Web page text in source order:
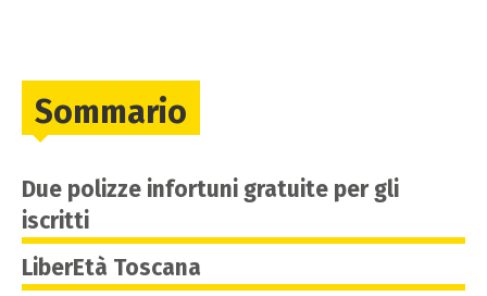
Sommario
Due polizze infortuni gratuite per gli
iscritti
LiberEtà Toscana